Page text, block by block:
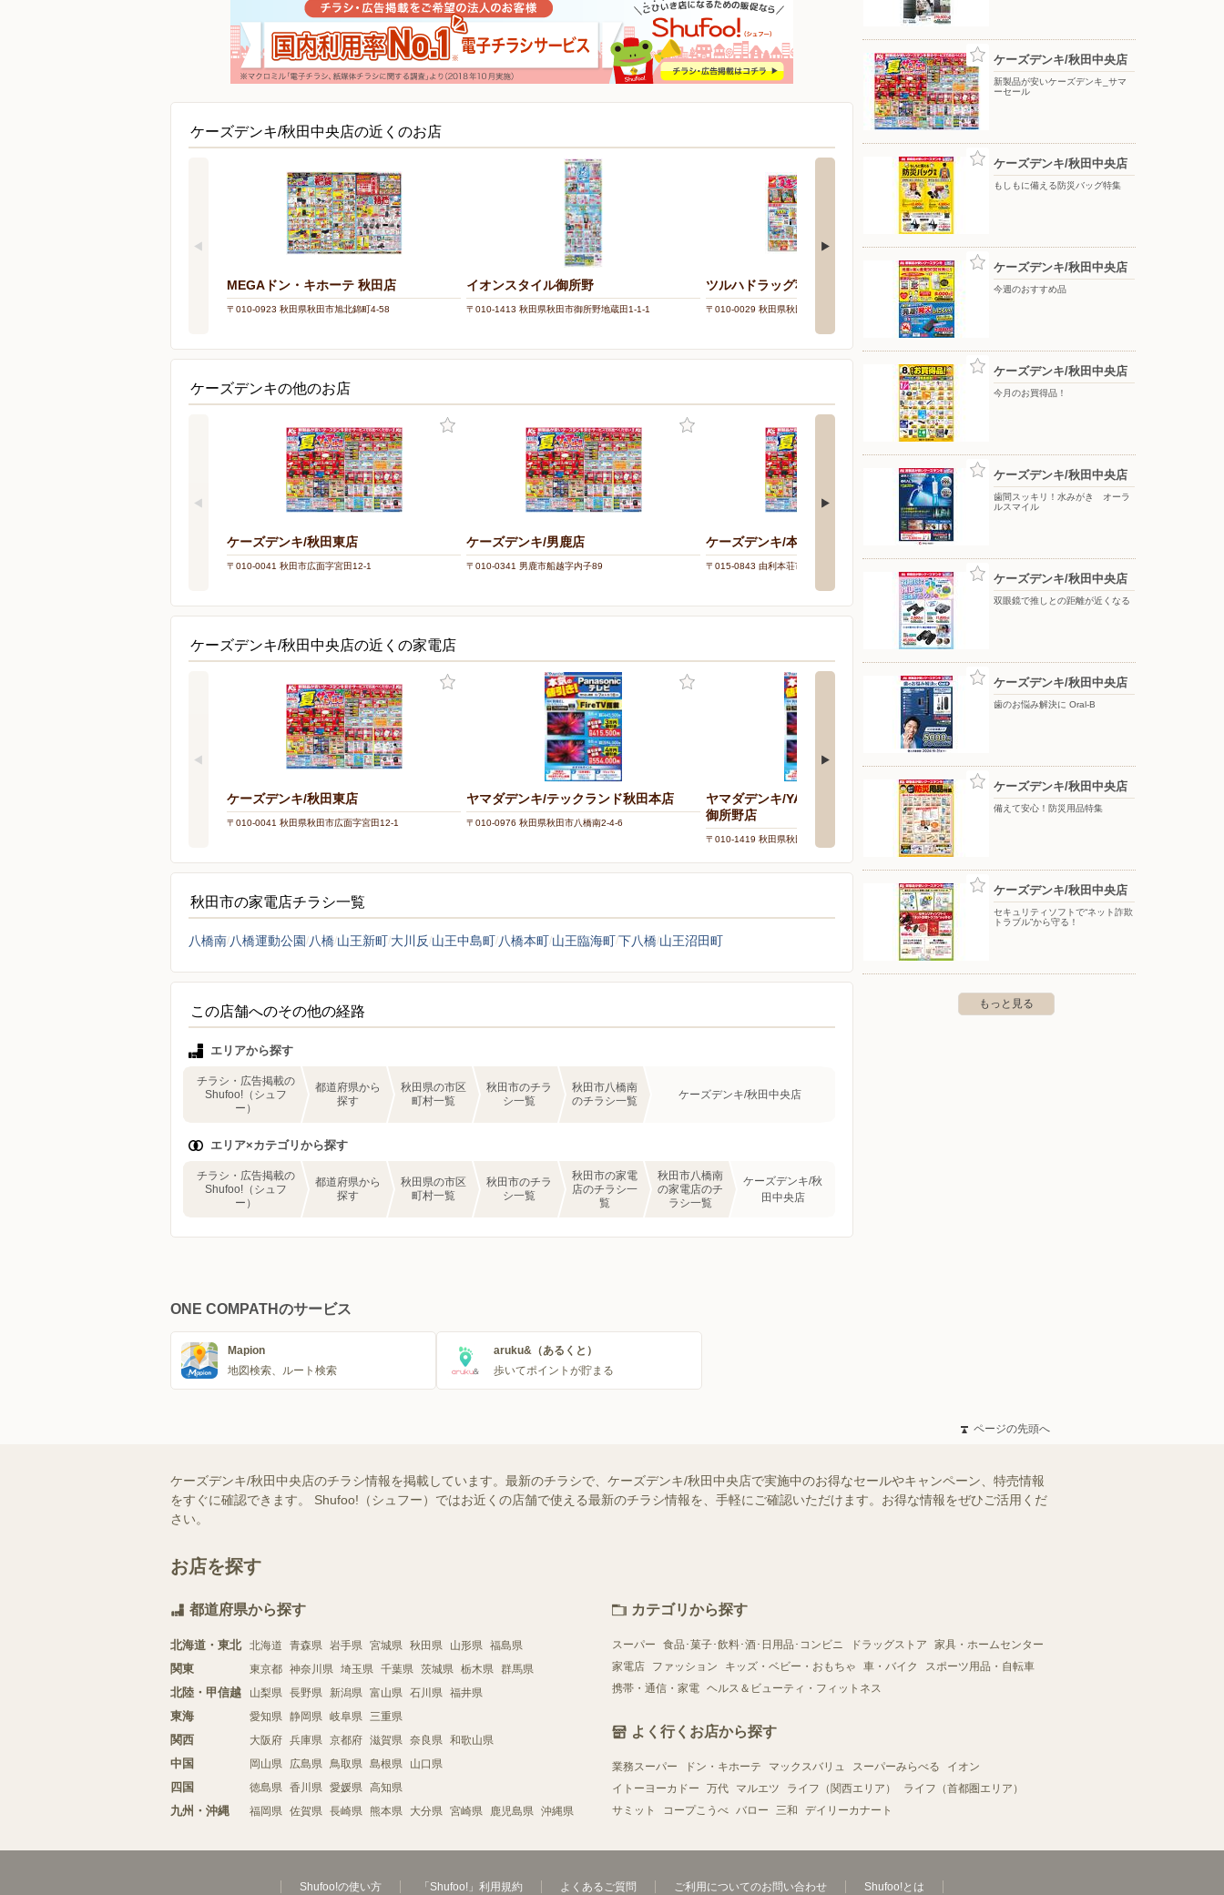
ケーズデンキ/秋田中央店の近くのお店
MEGAドン・キホーテ 秋田店
〒010-0923 秋田県秋田市旭北錦町4-58
イオンスタイル御所野
〒010-1413 秋田県秋田市御所野地蔵田1-1-1
ツルハドラッグ秋田楢山店
〒010-0029 秋田県秋田市楢山川口境４番２１号
nosh（ナッシュ）ヘルシー・糖質と塩
分に配慮した宅配食サイト
〒000-0000
ケーズデンキの他のお店
ケーズデンキ/秋田東店
〒010-0041 秋田市広面字宮田12-1
ケーズデンキ/男鹿店
〒010-0341 男鹿市船越字内子89
ケーズデンキ/本荘店
〒015-0843 由利本荘市東梵天141
ケーズデンキ/大仙店
〒014-0033 大仙市和合字坪立138
ケーズデンキ/秋田中央店の近くの家電店
ケーズデンキ/秋田東店
〒010-0041 秋田県秋田市広面字宮田12-1
ヤマダデンキ/テックランド秋田本店
〒010-0976 秋田県秋田市八橋南2-4-6
ヤマダデンキ/YAMADA web.com 秋田
御所野店
〒010-1419 秋田県秋田市御所野堤台1-3-2
秋田市の家電店チラシ一覧
八橋南 八橋運動公園 八橋 山王新町 大川反 山王中島町 八橋本町 山王臨海町下八橋 山王沼田町
この店舗へのその他の経路
エリアから探す
チラシ・広告掲載の
Shufoo!（シュフ
ー）
都道府県から
探す
秋田県の市区
町村一覧
秋田市のチラ
シ一覧
秋田市八橋南
のチラシ一覧
ケーズデンキ/秋田中央店
エリア×カテゴリから探す
チラシ・広告掲載の
Shufoo!（シュフ
ー）
都道府県から
探す
秋田県の市区
町村一覧
秋田市のチラ
シ一覧
秋田市の家電
店のチラシ一
覧
秋田市八橋南
の家電店のチ
ラシ一覧
ケーズデンキ/秋
田中央店
ケーズデンキ/秋田中央店
新製品が安いケーズデンキ_サマ
ーセール
ケーズデンキ/秋田中央店
もしもに備える防災バッグ特集
ケーズデンキ/秋田中央店
今週のおすすめ品
ケーズデンキ/秋田中央店
今月のお買得品！
ケーズデンキ/秋田中央店
歯間スッキリ！水みがき オーラ
ルスマイル
ケーズデンキ/秋田中央店
双眼鏡で推しとの距離が近くなる
ケーズデンキ/秋田中央店
歯のお悩み解決に Oral-B
ケーズデンキ/秋田中央店
備えて安心！防災用品特集
ケーズデンキ/秋田中央店
セキュリティソフトで“ネット詐欺
トラブル”から守る！
もっと見る
ONE COMPATHのサービス
Mapion
地図検索、ルート検索
aruku&（あるくと）
歩いてポイントが貯まる
ページの先頭へ
ケーズデンキ/秋田中央店のチラシ情報を掲載しています。最新のチラシで、ケーズデンキ/秋田中央店で実施中のお得なセールやキャンペーン、特売情報
をすぐに確認できます。 Shufoo!（シュフー）ではお近くの店舗で使える最新のチラシ情報を、手軽にご確認いただけます。お得な情報をぜひご活用くだ
さい。
お店を探す
都道府県から探す
北海道・東北 北海道 青森県 岩手県 宮城県 秋田県 山形県 福島県
関東 東京都 神奈川県 埼玉県 千葉県 茨城県 栃木県 群馬県
北陸・甲信越 山梨県 長野県 新潟県 富山県 石川県 福井県
東海 愛知県 静岡県 岐阜県 三重県
関西 大阪府 兵庫県 京都府 滋賀県 奈良県 和歌山県
中国 岡山県 広島県 鳥取県 島根県 山口県
四国 徳島県 香川県 愛媛県 高知県
九州・沖縄 福岡県 佐賀県 長崎県 熊本県 大分県 宮崎県 鹿児島県 沖縄県
カテゴリから探す
スーパー 食品･菓子･飲料･酒･日用品･コンビニ ドラッグストア
家具・ホームセンター
家電店
ファッション キッズ・ベビー・おもちゃ 車・バイク
スポーツ用品・自転車
携帯・通信・家電 ヘルス＆ビューティ・フィットネス
よく行くお店から探す
業務スーパー ドン・キホーテ マックスバリュ スーパーみらべる
イオン
イトーヨーカドー
万代 マルエツ ライフ（関西エリア）
ライフ（首都圏エリア）
サミット
コープこうべ バロー 三和 デイリーカナート
Shufoo!の使い方 「Shufoo!」利用規約 よくあるご質問 ご利用についてのお問い合わせ Shufoo!とは